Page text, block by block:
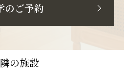
のご予約
の施設